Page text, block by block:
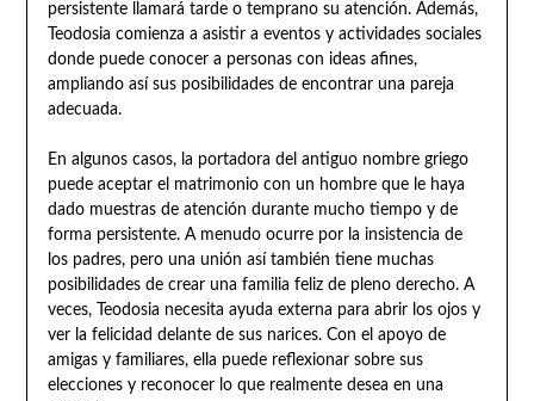
persistente llamará tarde o temprano su atención. Además,
Teodosia comienza a asistir a eventos y actividades sociales
donde puede conocer a personas con ideas afines,
ampliando así sus posibilidades de encontrar una pareja
adecuada.
En algunos casos, la portadora del antiguo nombre griego
puede aceptar el matrimonio con un hombre que le haya
dado muestras de atención durante mucho tiempo y de
forma persistente. A menudo ocurre por la insistencia de
los padres, pero una unión así también tiene muchas
posibilidades de crear una familia feliz de pleno derecho. A
veces, Teodosia necesita ayuda externa para abrir los ojos y
ver la felicidad delante de sus narices. Con el apoyo de
amigas y familiares, ella puede reflexionar sobre sus
elecciones y reconocer lo que realmente desea en una